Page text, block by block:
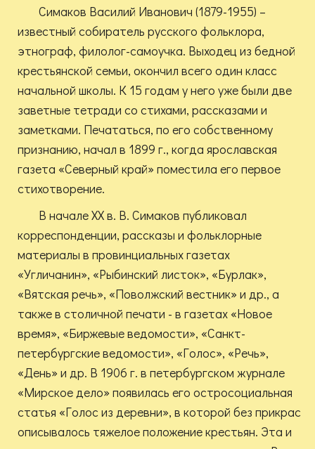
Симаков Василий Иванович (1879-1955) –
известный собиратель русского фольклора,
этнограф, филолог-самоучка. Выходец из бедной
крестьянской семьи, окончил всего один класс
начальной школы. К 15 годам у него уже были две
заветные тетради со стихами, рассказами и
заметками. Печататься, по его собственному
признанию, начал в 1899 г., когда ярославская
газета «Северный край» поместила его первое
стихотворение.
В начале ХХ в. В. Симаков публиковал
корреспонденции, рассказы и фольклорные
материалы в провинциальных газетах
«Угличанин», «Рыбинский листок», «Бурлак»,
«Вятская речь», «Поволжский вестник» и др., а
также в столичной печати - в газетах «Новое
время», «Биржевые ведомости», «Санкт-
петербургские ведомости», «Голос», «Речь»,
«День» и др. В 1906 г. в петербургском журнале
«Мирское дело» появилась его остросоциальная
статья «Голос из деревни», в которой без прикрас
описывалось тяжелое положение крестьян. Эта и